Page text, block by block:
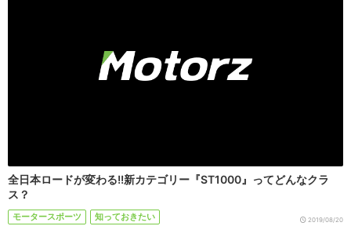
全日本ロードが変わる!!新カテゴリー『ST1000』ってどんなクラ
ス？
モータースポーツ 知っておきたい 2019/08/20